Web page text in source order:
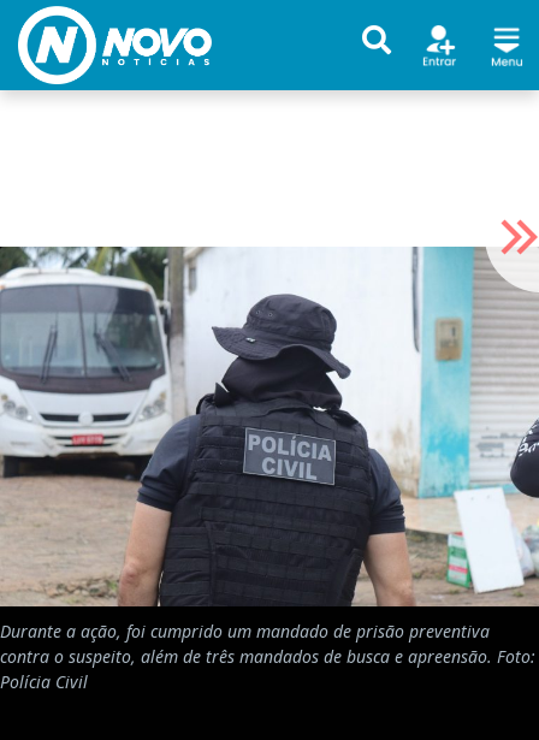
Durante a ação, foi cumprido um mandado de prisão preventiva
contra o suspeito, além de três mandados de busca e apreensão. Foto:
Polícia Civil